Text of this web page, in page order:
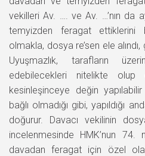
vekilleri Av. …. ve Av. …’nın da
temyizden feragat ettiklerini
olmakla, dosya re’sen ele
Uyuşmazlık, tarafların
edebilecekleri nitelikte olup
kesinleşinceye değin
bağlı olmadığı gibi, yapıldığı
doğurur. Davacı vekilinin
incelenmesinde HMK’nun
davadan feragat için özel